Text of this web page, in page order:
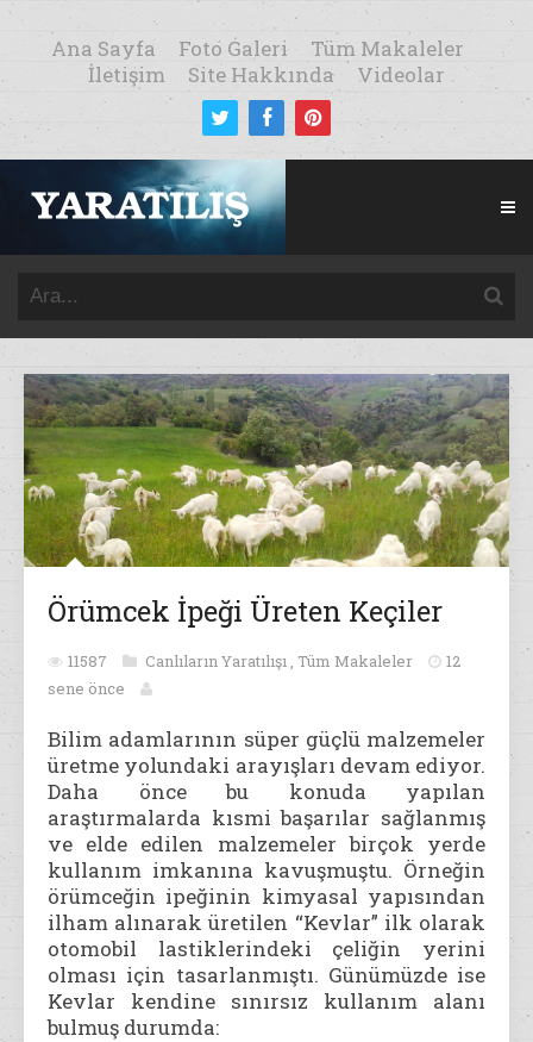
Ana Sayfa Foto Galeri
Tüm Makaleler
İletişim
Site Hakkında Videolar
Örümcek İpeği Üreten Keçiler
11587 Canlıların Yaratılışı , Tüm Makaleler
12
sene önce
Bilim adamlarının süper güçlü malzemeler
üretme yolundaki arayışları devam ediyor.
Daha önce bu konuda yapılan
araştırmalarda kısmi başarılar sağlanmış
ve elde edilen malzemeler birçok yerde
kullanım imkanına kavuşmuştu. Örneğin
örümceğin ipeğinin kimyasal yapısından
ilham alınarak üretilen “Kevlar” ilk olarak
otomobil lastiklerindeki çeliğin yerini
olması için tasarlanmıştı. Günümüzde ise
Kevlar kendine sınırsız kullanım alanı
bulmuş durumda: